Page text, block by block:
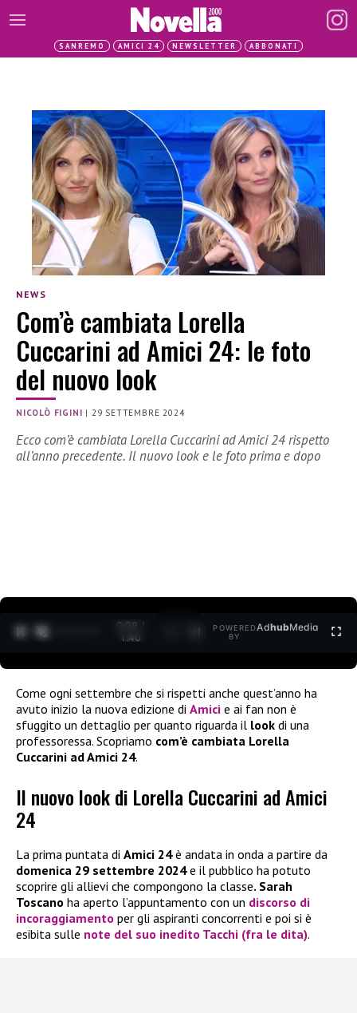
SANREMO AMICI 24 NEWSLETTER ABBONATI
NEWS
Com’è cambiata Lorella
Cuccarini ad Amici 24: le foto
del nuovo look
NICOLÒ FIGINI | 29 SETTEMBRE 2024
Ecco com’è cambiata Lorella Cuccarini ad Amici 24 rispetto
all’anno precedente. Il nuovo look e le foto prima e dopo
0:30 /
1:40
POWERED
BY
AdhubMedia
Come ogni settembre che si rispetti anche quest’anno ha
avuto inizio la nuova edizione di Amici e ai fan non è
sfuggito un dettaglio per quanto riguarda il look di una
professoressa. Scopriamo com’è cambiata Lorella
Cuccarini ad Amici 24.
Il nuovo look di Lorella Cuccarini ad Amici
24
La prima puntata di Amici 24è andata in onda a partire da
domenica 29 settembre 2024e il pubblico ha potuto
scoprire gli allievi che compongono la classe. Sarah
Toscano ha aperto l’appuntamento con un discorso di
incoraggiamento per gli aspiranti concorrenti e poi si è
esibita sulle note del suo inedito Tacchi (fra le dita).